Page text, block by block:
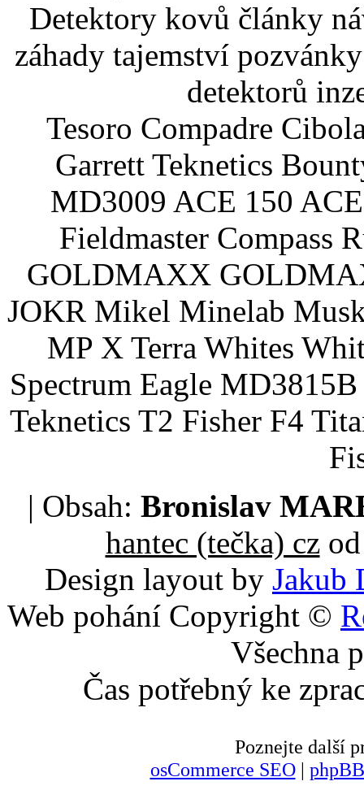
Detektory kovů články
záhady tajemství
detektorů
Tesoro Compadre
Garrett Teknetics
MD3009 ACE 150
Fieldmaster Compass
GOLDMAXX
JOKR Mikel Minelab
MP X Terra Whites
Spectrum Eagle
Teknetics T2 Fisher F4
| Obsah: Bronislav
hantec (tečka) czod
Design layout by Jakub
Web pohání Copyright ©
Všechna
Čas potřebný ke
Poznejte další
osCommerce SEO|